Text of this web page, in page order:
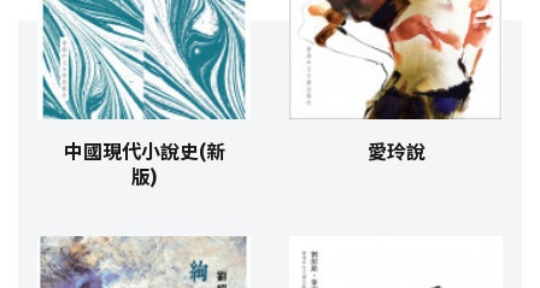
中國現代小說史(新
版)
愛玲說